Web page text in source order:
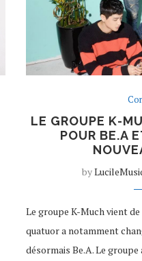
LE GROUPE K-
POUR BE.A
by
Le groupe K-Much vient
quatuor a notamment
désormais Be.A. Le